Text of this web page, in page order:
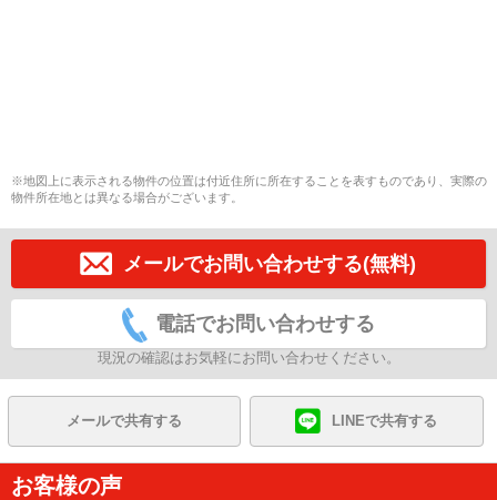
※地図上に表示される物件の位置は付近住所に所在することを表すものであり、実際の
物件所在地とは異なる場合がございます。
メールでお問い合わせする(無料)
電話でお問い合わせする
現況の確認はお気軽にお問い合わせください。
メールで共有する LINEで共有する
お客様の声